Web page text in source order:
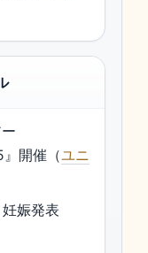
』開催（ユニ
娠発表